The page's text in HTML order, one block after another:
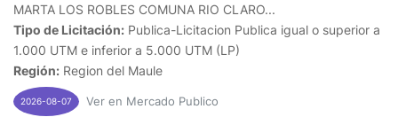
MARTA LOS ROBLES COMUNA RIO CLARO...
Tipo de Licitación: Publica-Licitacion Publica igual o superior a
1.000 UTM e inferior a 5.000 UTM (LP)
Región: Region del Maule
2026-08-07 Ver en Mercado Publico